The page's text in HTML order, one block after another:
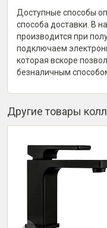
Доступные способы
способа доставки. В
производится при
подключаем
которая вскоре
безналичным
Другие товары